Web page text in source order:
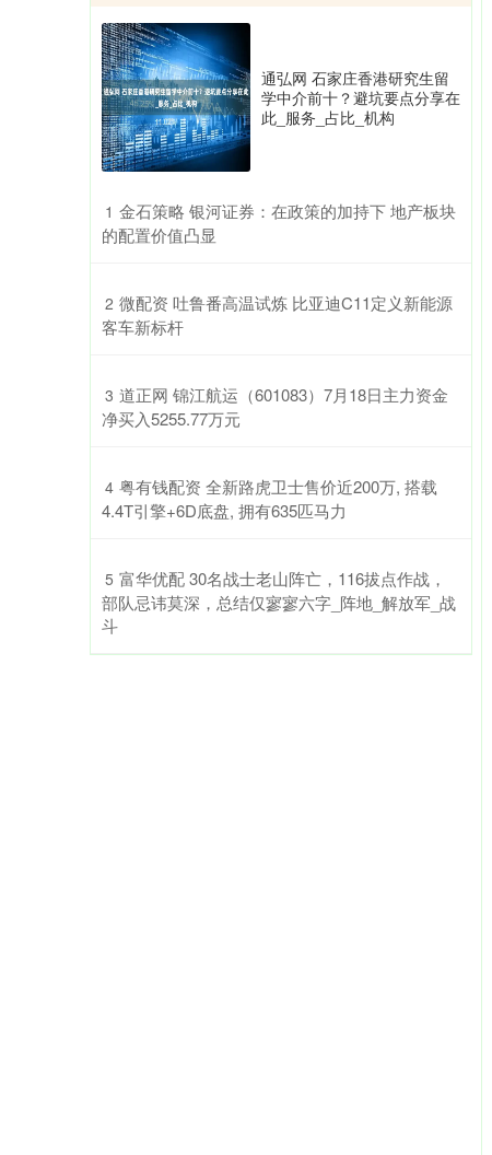
通弘网 石家庄香港研究生留
学中介前十？避坑要点分享在
此_服务_占比_机构
1 ​金石策略 银河证券：在政策的加持下 地产板块
的配置价值凸显
2 ​微配资 吐鲁番高温试炼 比亚迪C11定义新能源
客车新标杆
3 ​道正网 锦江航运（601083）7月18日主力资金
净买入5255.77万元
4 ​粤有钱配资 全新路虎卫士售价近200万, 搭载
4.4T引擎+6D底盘, 拥有635匹马力
5 ​富华优配 30名战士老山阵亡，116拔点作战，
部队忌讳莫深，总结仅寥寥六字_阵地_解放军_战
斗